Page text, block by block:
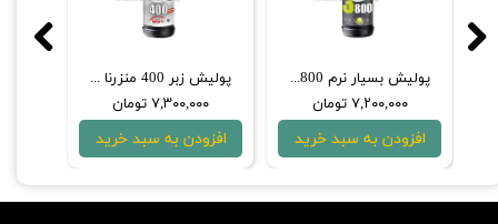
پوليش زبر 400 منزرنا 1 لیتری با فرمول بهبود يافته
۷,۳۰۰,۰۰۰ تومان
افزودن به سبد خرید
پولیش بسیار نرم 3800 یک لیتری منزرنا
۷,۲۰۰,۰۰۰ تومان
افزودن به سبد خرید